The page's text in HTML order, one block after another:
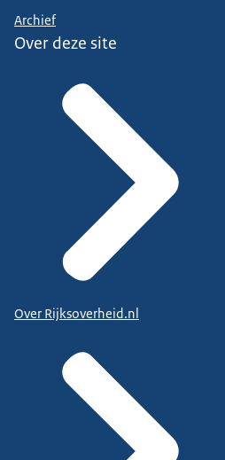
Archief
Over deze site
Over Rijksoverheid.nl